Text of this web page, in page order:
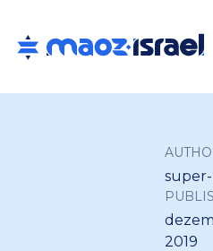
2019